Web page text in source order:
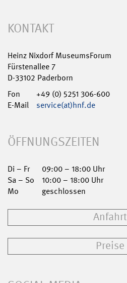
KONTAKT
Heinz Nixdorf MuseumsForum
Fürstenallee 7
D-33102 Paderborn
Fon
+49 (0) 5251 306-600
E-Mail
service(at)hnf.de
ÖFFNUNGSZEITEN
Di – Fr
09:00 – 18:00 Uhr
Sa – So
10:00 – 18:00 Uhr
Mo
geschlossen
Anfahrt
Preise